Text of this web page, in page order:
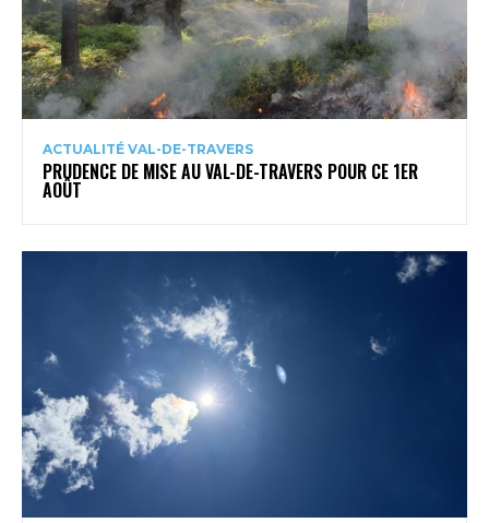
ACTUALITÉ VAL-DE-TRAVERS
PRUDENCE DE MISE AU VAL-DE-TRAVERS POUR CE 1ER
AOÛT